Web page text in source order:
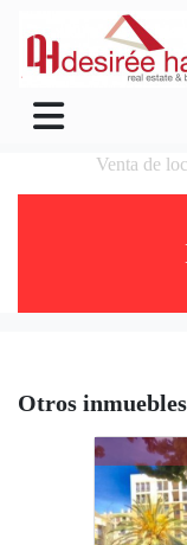
Venta de
Otros
3809-